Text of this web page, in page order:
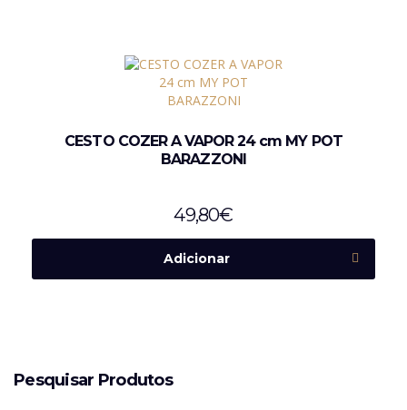
CESTO COZER A VAPOR 24 cm MY POT
BARAZZONI
49,80€
Adicionar
Pesquisar Produtos